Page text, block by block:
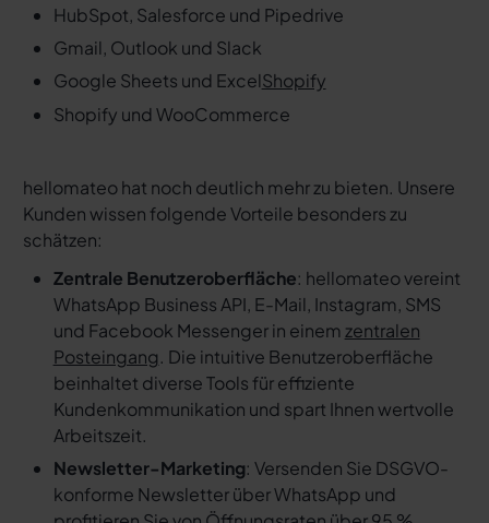
HubSpot, Salesforce und Pipedrive
Gmail, Outlook und Slack
Google Sheets und ExcelShopify
Shopify und WooCommerce
hellomateo hat noch deutlich mehr zu bieten. Unsere
Kunden wissen folgende Vorteile besonders zu
schätzen:
Zentrale Benutzeroberfläche: hellomateo vereint
WhatsApp Business API, E-Mail, Instagram, SMS
und Facebook Messenger in einem zentralen
Posteingang. Die intuitive Benutzeroberfläche
beinhaltet diverse Tools für effiziente
Kundenkommunikation und spart Ihnen wertvolle
Arbeitszeit.
Newsletter-Marketing: Versenden Sie DSGVO-
konforme Newsletter über WhatsApp und